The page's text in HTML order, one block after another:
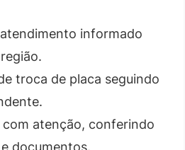
informado
troca de placa seguindo
com atenção, conferindo
documentos.